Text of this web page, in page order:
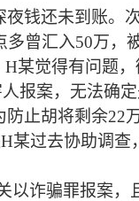
钱还未到账。
多曾汇入50万，
H某觉得有问题，
报案，无法确
防止胡将剩余22
H某过去协助调查，
以诈骗罪报案，